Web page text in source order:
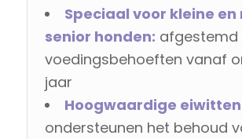
Speciaal voor kleine en
senior honden: afgestemd
voedingsbehoeften vanaf
jaar
Hoogwaardige
ondersteunen het behoud